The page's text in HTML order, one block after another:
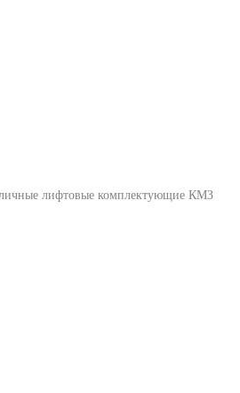
лифтовые комплектующие КМЗ